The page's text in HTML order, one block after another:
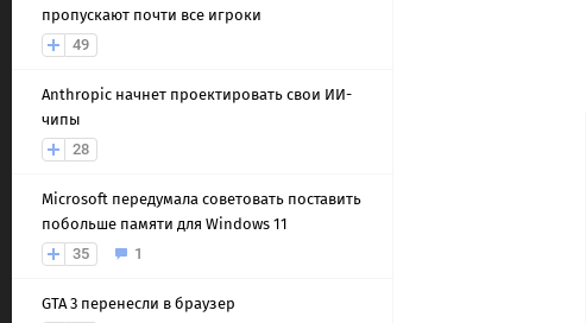
пропускают почти все игроки
49
Anthropic начнет проектировать свои ИИ-
чипы
28
Microsoft передумала советовать поставить
побольше памяти для Windows 11
35
1
GTA 3 перенесли в браузер